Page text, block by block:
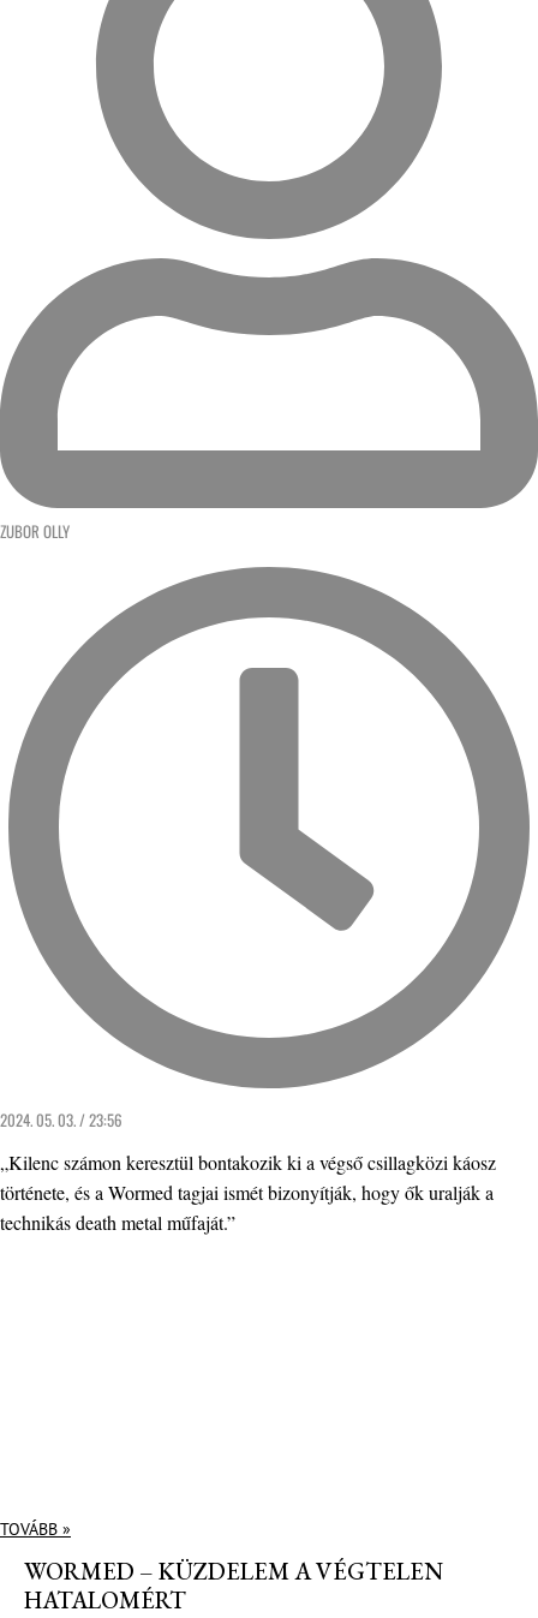
ZUBOR OLLY
2024. 05. 03. / 23:56
„Kilenc számon keresztül bontakozik ki a végső csillagközi káosz
története, és a Wormed tagjai ismét bizonyítják, hogy ők uralják a
technikás death metal műfaját.”
TOVÁBB »
WORMED – KÜZDELEM A VÉGTELEN
HATALOMÉRT